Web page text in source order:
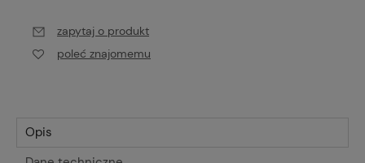
zapytaj o produkt
poleć znajomemu
Opis